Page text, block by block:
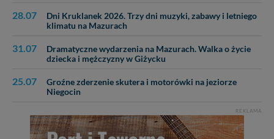
28.07
Dni Kruklanek 2026. Trzy dni muzyki, zabawy i letniego
klimatu na Mazurach
31.07
Dramatyczne wydarzenia na Mazurach. Walka o życie
dziecka i mężczyzny w Giżycku
25.07
Groźne zderzenie skutera i motorówki na jeziorze
Niegocin
REKLAMA